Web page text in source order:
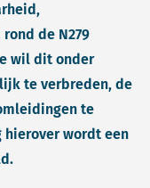
de N279
wil dit onder
te verbreden, de
te
hierover wordt een